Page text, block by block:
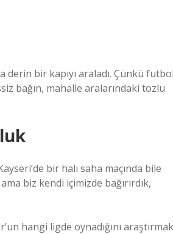
bir kapıyı araladı. Çünkü
bağın, mahalle aralarındaki tozlu
bir halı saha maçında bile
biz kendi içimizde bağırırdık,
hangi ligde oynadığını araştırmak